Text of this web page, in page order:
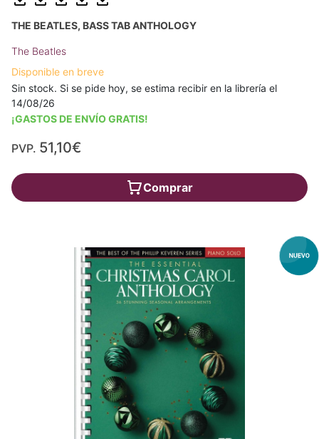
THE BEATLES, BASS TAB ANTHOLOGY
The Beatles
Disponible en breve
Sin stock. Si se pide hoy, se estima recibir en la librería el
14/08/26
¡GASTOS DE ENVÍO GRATIS!
PVP. 51,10€
Comprar